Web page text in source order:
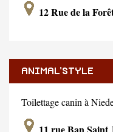
12 Rue de la
ANIMAL'STYLE
Toilettage canin à
11 rue Ban Saint